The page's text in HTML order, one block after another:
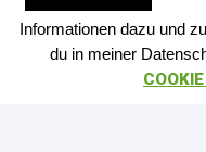
Informationen dazu und
du in meiner